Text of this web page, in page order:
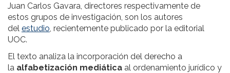
Juan Carlos Gavara, directores respectivamente de
estos grupos de investigación, son los autores
del estudio, recientemente publicado por la editorial
UOC.
El texto analiza la incorporación del derecho a
la alfabetización mediática al ordenamiento jurídico y